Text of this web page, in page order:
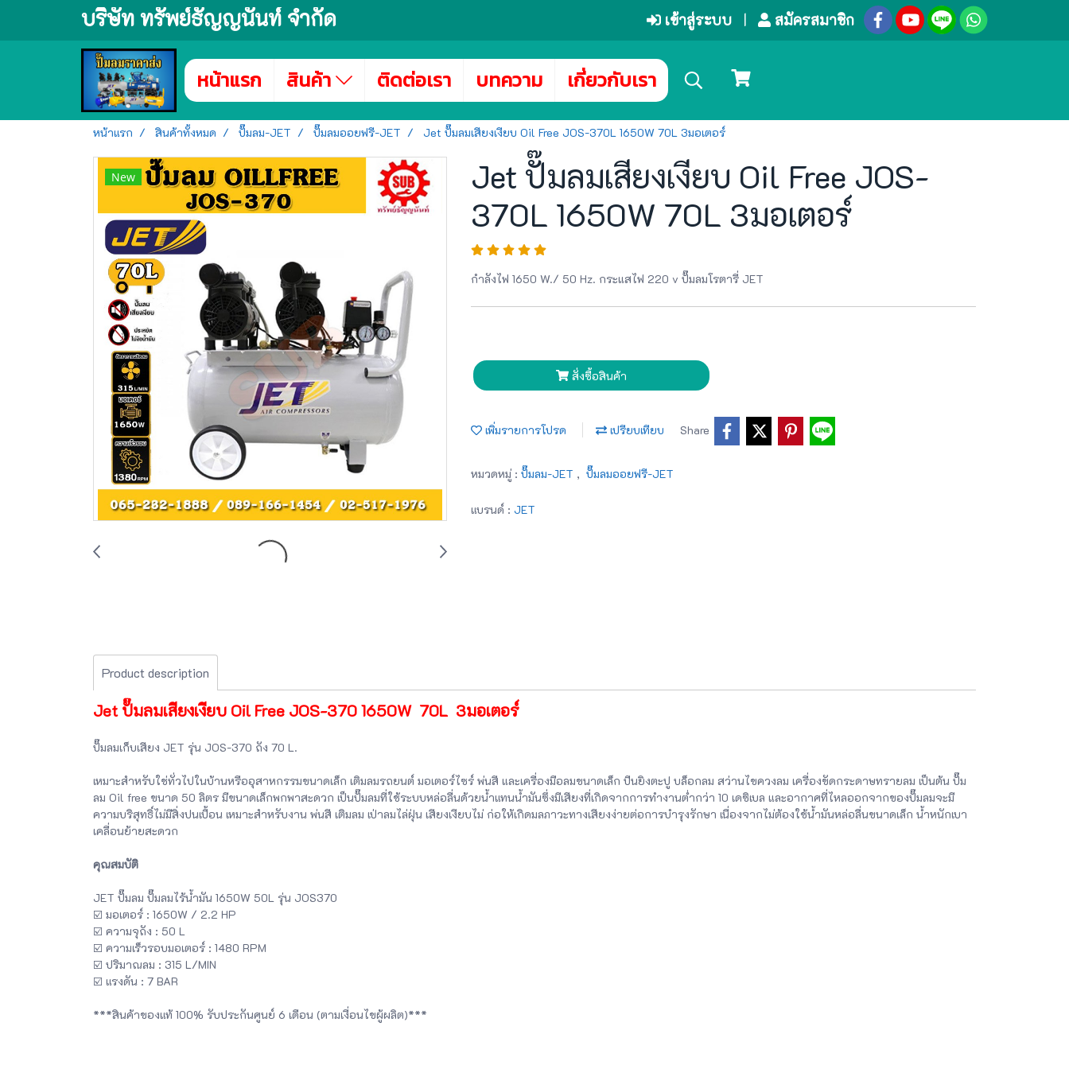
บริษัท ทรัพย์ธัญญนันท์ จำกัด เข้าสู่ระบบ สมัครสมาชิก
หน้าแรก สินค้า ติดต่อเรา บทความ เกี่ยวกับเรา
หน้าแรก สินค้าทั้งหมด ปั๊มลม-JET ปั๊มลมออยฟรี-JET Jet ปั๊มลมเสียงเงียบ Oil Free JOS-370L 1650W 70L 3มอเตอร์
New
Jet ปั๊มลมเสียงเงียบ Oil Free JOS-
370L 1650W 70L 3มอเตอร์
กำลังไฟ 1650 W./ 50 Hz. กระแสไฟ 220 v ปั๊มลมโรตารี่ JET
สั่งซื้อสินค้า
เพิ่มรายการโปรด เปรียบเทียบ Share
หมวดหมู่ : ปั๊มลม-JET , ปั๊มลมออยฟรี-JET
แบรนด์ : JET
Product description
Jet ปั๊มลมเสียงเงียบ Oil Free JOS-370 1650W 70L 3มอเตอร์
ปั๊มลมเก็บเสียง JET รุ่น JOS-370 ถัง 70 L.
เหมาะสำหรับใช่ทั่วไปในบ้านหรืออุสาหกรรมขนาดเล็ก เติมลมรถยนต์ มอเตอร์ไซร์ พ่นสี และเครื่องมือลมขนาดเล็ก ปืนยิงตะปู บล็อกลม สว่านไขควงลม เครื่องขัดกระดาษทรายลม เป็นต้น ปั๊ม
ลม Oil free ขนาด 50 ลิตร มีขนาดเล็กพกพาสะดวก เป็นปั๊มลมที่ใช้ระบบหล่อลื่นด้วยน้ำแทนน้ำมันซึ่งมีเสียงที่เกิดจากการทำงานต่ำกว่า 10 เดซิเบล และอากาศที่ไหลออกจากของปั๊มลมจะมี
ความบริสุทธิ์ไม่มีสิ่งปนเปื้อน เหมาะสำหรับงาน พ่นสี เติมลม เป่าลมไล่ฝุ่น เสียงเงียบไม่ ก่อให้เกิดมลภาวะทางเสียงง่ายต่อการบำรุงรักษา เนื่องจากไม่ต้องใช้น้ำมันหล่อลื่นขนาดเล็ก น้ำหนักเบา
เคลื่อนย้ายสะดวก
คุณสมบัติ
JET ปั๊มลม ปั๊มลมไร้น้ำมัน 1650W 50L รุ่น JOS370
☑️ มอเตอร์ : 1650W / 2.2 HP
☑️ ความจุถัง : 50 L
☑️ ความเร็วรอบมอเตอร์ : 1480 RPM
☑️ ปริมาณลม : 315 L/MIN
☑️ แรงดัน : 7 BAR
***สินค้าของแท้ 100% รับประกันศูนย์ 6 เดือน (ตามเงื่อนไขผู้ผลิต)***